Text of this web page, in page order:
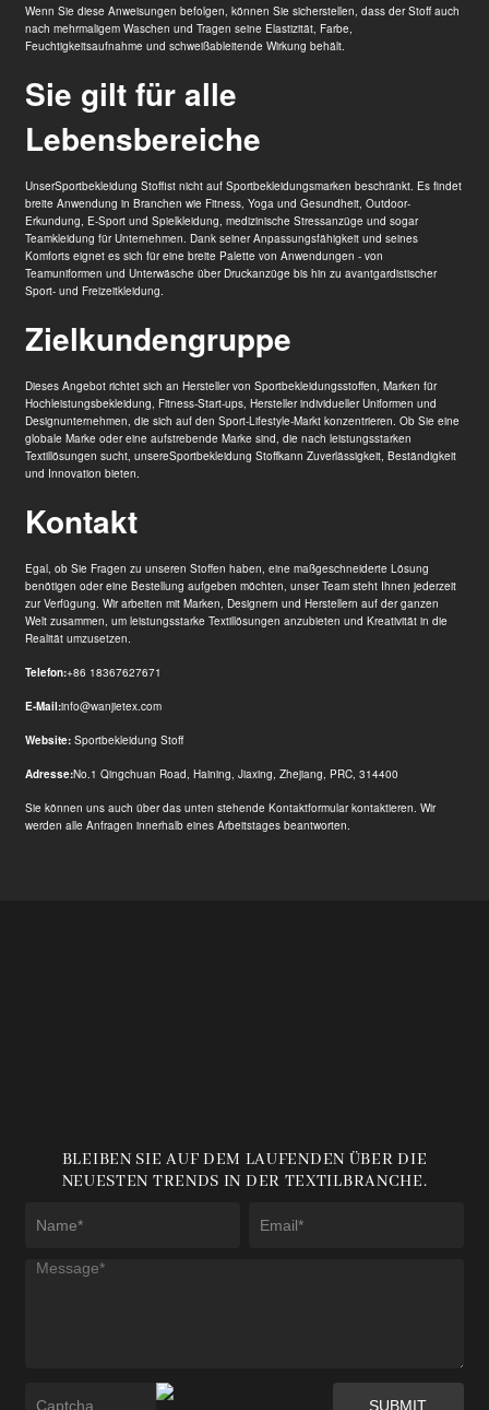
Wenn Sie diese Anweisungen befolgen, können Sie sicherstellen, dass der Stoff auch
nach mehrmaligem Waschen und Tragen seine Elastizität, Farbe,
Feuchtigkeitsaufnahme und schweißableitende Wirkung behält.
Sie gilt für alle
Lebensbereiche
UnserSportbekleidung Stoffist nicht auf Sportbekleidungsmarken beschränkt. Es findet
breite Anwendung in Branchen wie Fitness, Yoga und Gesundheit, Outdoor-
Erkundung, E-Sport und Spielkleidung, medizinische Stressanzüge und sogar
Teamkleidung für Unternehmen. Dank seiner Anpassungsfähigkeit und seines
Komforts eignet es sich für eine breite Palette von Anwendungen - von
Teamuniformen und Unterwäsche über Druckanzüge bis hin zu avantgardistischer
Sport- und Freizeitkleidung.
Zielkundengruppe
Dieses Angebot richtet sich an Hersteller von Sportbekleidungsstoffen, Marken für
Hochleistungsbekleidung, Fitness-Start-ups, Hersteller individueller Uniformen und
Designunternehmen, die sich auf den Sport-Lifestyle-Markt konzentrieren. Ob Sie eine
globale Marke oder eine aufstrebende Marke sind, die nach leistungsstarken
Textillösungen sucht, unsereSportbekleidung Stoffkann Zuverlässigkeit, Beständigkeit
und Innovation bieten.
Kontakt
Egal, ob Sie Fragen zu unseren Stoffen haben, eine maßgeschneiderte Lösung
benötigen oder eine Bestellung aufgeben möchten, unser Team steht Ihnen jederzeit
zur Verfügung. Wir arbeiten mit Marken, Designern und Herstellern auf der ganzen
Welt zusammen, um leistungsstarke Textillösungen anzubieten und Kreativität in die
Realität umzusetzen.
Telefon:+86 18367627671
E-Mail:info@wanjietex.com
Website: Sportbekleidung Stoff
Adresse:No.1 Qingchuan Road, Haining, Jiaxing, Zhejiang, PRC, 314400
Sie können uns auch über das unten stehende Kontaktformular kontaktieren. Wir
werden alle Anfragen innerhalb eines Arbeitstages beantworten.
BLEIBEN SIE AUF DEM LAUFENDEN ÜBER DIE
NEUESTEN TRENDS IN DER TEXTILBRANCHE.